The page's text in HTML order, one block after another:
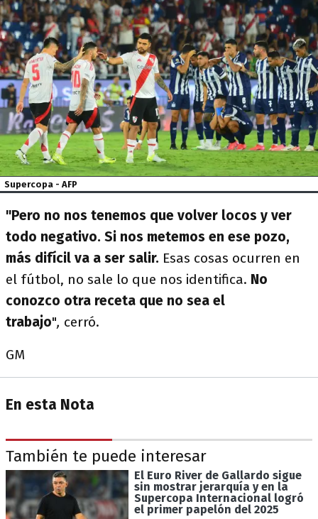
Supercopa - AFP
"Pero no nos tenemos que volver locos y ver
todo negativo. Si nos metemos en ese pozo,
más difícil va a ser salir. Esas cosas ocurren en
el fútbol, no sale lo que nos identifica. No
conozco otra receta que no sea el
trabajo", cerró.
GM
En esta Nota
También te puede interesar
El Euro River de Gallardo sigue
sin mostrar jerarquía y en la
Supercopa Internacional logró
el primer papelón del 2025